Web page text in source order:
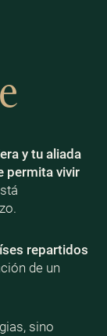
y tu aliada
permita vivir
repartidos
de un
sino